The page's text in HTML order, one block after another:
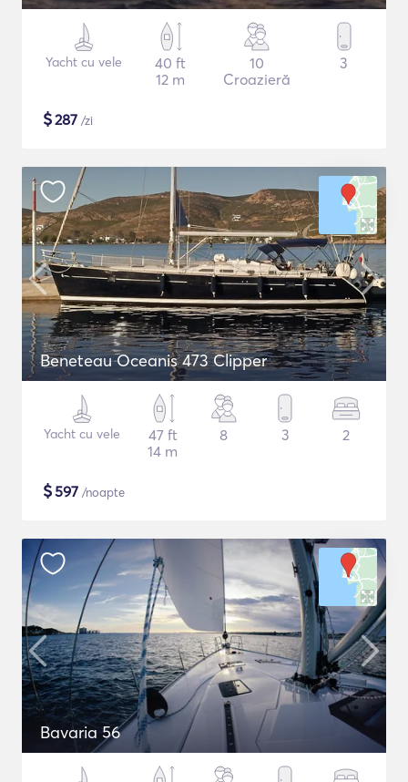
Yacht cu vele
40 ft
12 m
10
Croazieră
3
$287 /zi
Beneteau Oceanis 473 Clipper
Yacht cu vele
47 ft
14 m
8 3 2
$597 /noapte
Bavaria 56